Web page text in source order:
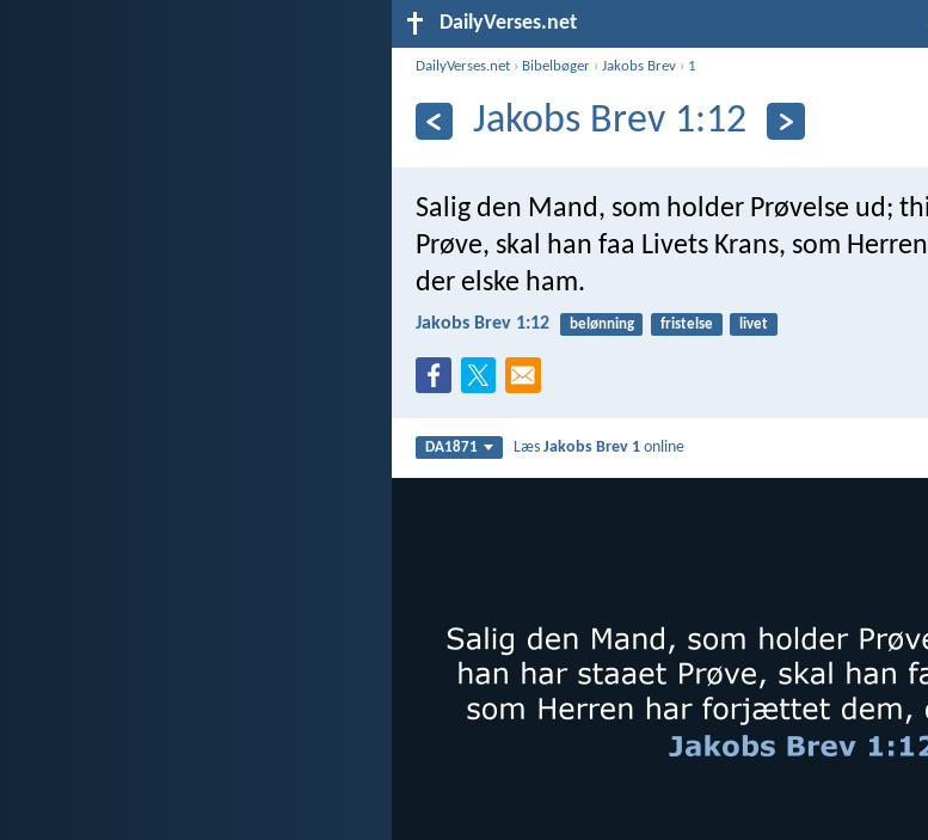
DailyVerses.net
DailyVerses.net › Bibelbøger ›Jakobs Brev › 1
Jakobs Brev 1:12
Salig den Mand, som holder Prøvelse ud;
Prøve, skal han faa Livets Krans, som
der elske ham.
Jakobs Brev 1:12 belønning fristelse livet
DA1871 LæsJakobs Brev 1 online